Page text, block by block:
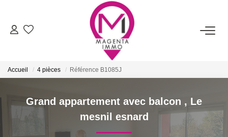
ACHETER
FAIRE ESTIMER/VENDRE
Accueil 4 pièces Référence B1085J
Grand appartement avec balcon , Le
mesnil esnard